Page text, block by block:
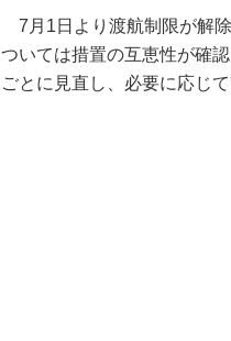
7月1日より渡航制限が解
ついては措置の互恵性が確
ごとに見直し、必要に応じ